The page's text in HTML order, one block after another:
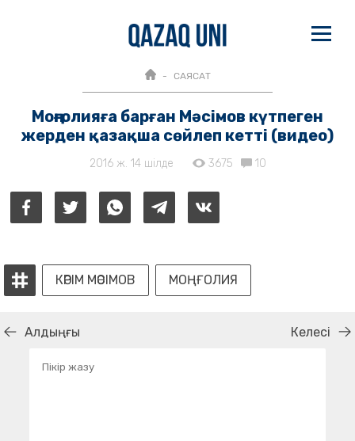
САЯСАТ
Моңғолияға барған Мәсімов күтпеген
жерден қазақша сөйлеп кетті (видео)
2016 ж. 14 шілде 3675 10
КӘРІМ МӘСІМОВ МОҢҒОЛИЯ
Алдыңғы Келесі